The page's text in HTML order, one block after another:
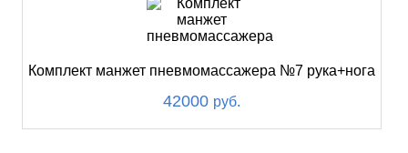
Комплект манжет пневмомассажера №7 рука+нога
42000 руб.